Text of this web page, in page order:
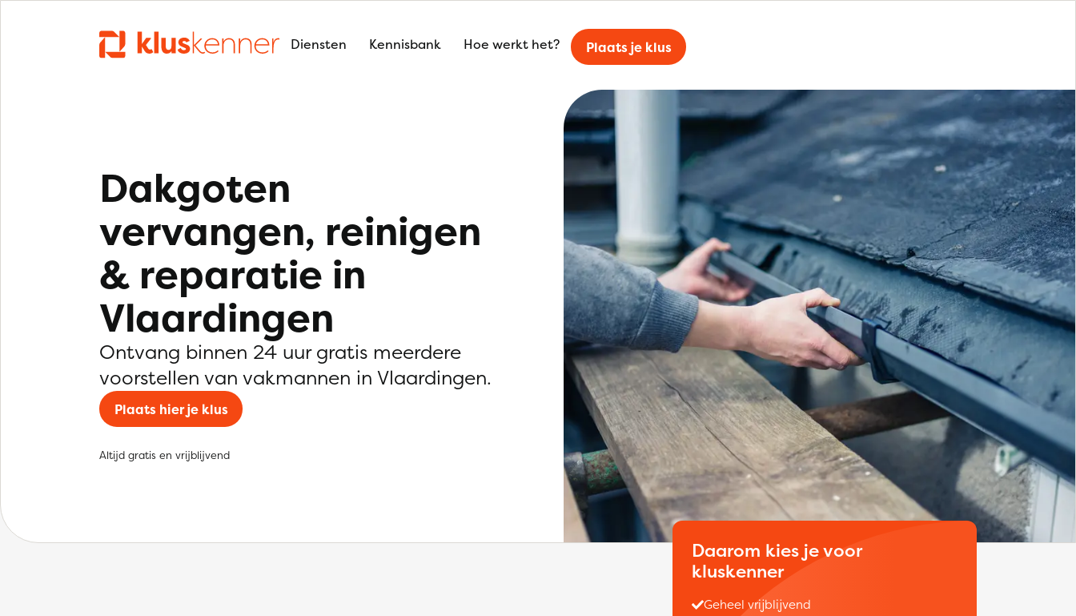
Diensten Kennisbank Hoe werkt het? Plaats je klus
Dakgoten
vervangen, reinigen
& reparatie in
Vlaardingen
Ontvang binnen 24 uur gratis meerdere
voorstellen van vakmannen in Vlaardingen.
Plaats hier je klus
Altijd gratis en vrijblijvend
Daarom kies je voor
kluskenner
Geheel vrijblijvend